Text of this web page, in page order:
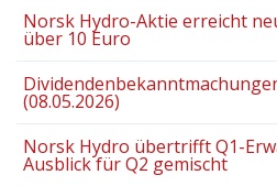
Norsk Hydro-Aktie erreicht
über 10 Euro
(08.05.2026)
Norsk Hydro übertrifft Q1-
Ausblick für Q2 gemischt